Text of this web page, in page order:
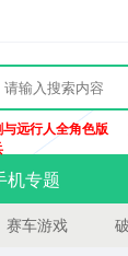
与远行人全角色版
机专题
赛车游戏